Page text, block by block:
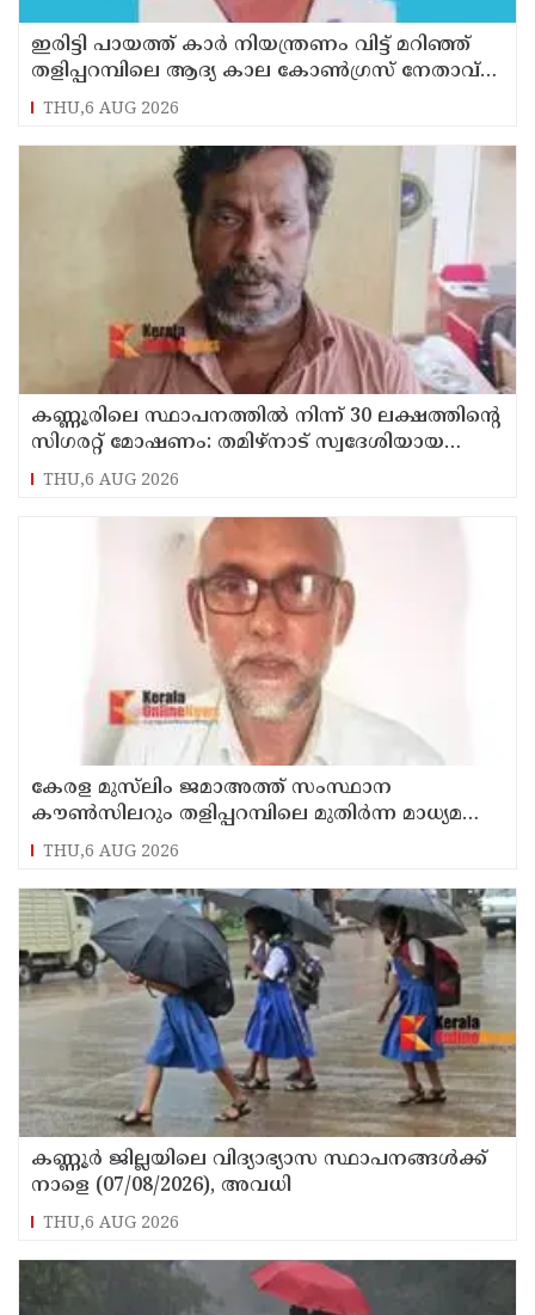
ഇരിട്ടി പായത്ത് കാർ നിയന്ത്രണം വിട്ട് മറിഞ്ഞ്
തളിപ്പറമ്പിലെ ആദ്യ കാല കോണ്‍ഗ്രസ് നേതാവ്
മരിച്ചു
THU,6 AUG 2026
കണ്ണൂരിലെ സ്ഥാപനത്തിൽ നിന്ന് 30 ലക്ഷത്തിന്റെ
സിഗരറ്റ് മോഷണം: തമിഴ്‌നാട് സ്വദേശിയായ
സെയിൽസ്മാൻ തെങ്കാശിയിൽ പിടിയിൽ
THU,6 AUG 2026
കേരള മുസ്‌ലിം ജമാഅത്ത് സംസ്ഥാന
കൗൺസിലറും തളിപ്പറമ്പിലെ മുതിർന്ന മാധ്യമ
പ്രവർത്തകനുമായ ബി എ അലി മൊഗ്രാൽ
നിര്യാതനായി
THU,6 AUG 2026
കണ്ണൂർ ജില്ലയിലെ വിദ്യാഭ്യാസ സ്ഥാപനങ്ങള്‍ക്ക്
നാളെ (07/08/2026), അവധി
THU,6 AUG 2026